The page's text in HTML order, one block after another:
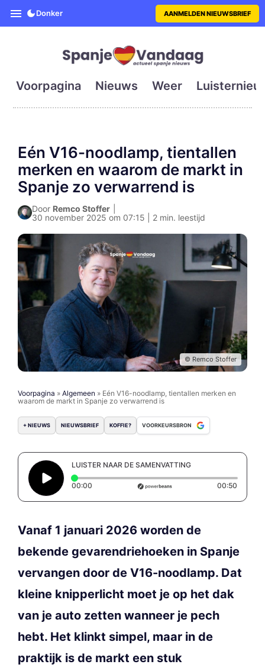
SpanjeVandaag is de eerste
Donker AANMELDEN NIEUWSBRIEF
Voorpagina Nieuws Weer
Eén V16-noodlamp, tientallen
merken en waarom de markt in
Spanje zo verwarrend is
Door Remco Stoffer
30 november 2025 om 07:15 | 2 min. leestijd
© Remco Stoffer
Voorpagina » Algemeen » Eén V16-noodlamp, tientallen merken en
waarom de markt in Spanje zo verwarrend is
+ NIEUWS NIEUWSBRIEF KOFFIE? VOORKEURSBRON
LUISTER NAAR DE SAMENVATTING
00:00 Elapsed time: 0 seconds 00:50
Vanaf 1 januari 2026 worden de
bekende gevarendriehoeken in Spanje
vervangen door de V16-noodlamp. Dat
kleine knipperlicht moet je op het dak
van je auto zetten wanneer je pech
hebt. Het klinkt simpel, maar in de
praktijk is de markt een stuk